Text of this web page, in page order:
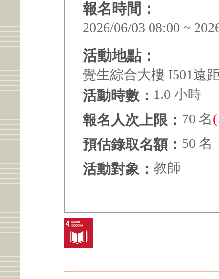
報名時間：
2026/06/03 08:00 ~
活動地點：
覺生綜合大樓 I501遠
活動時數： 1.0 小時
報名人次上限： 70 名
預估錄取名額： 50 名
活動對象： 教師